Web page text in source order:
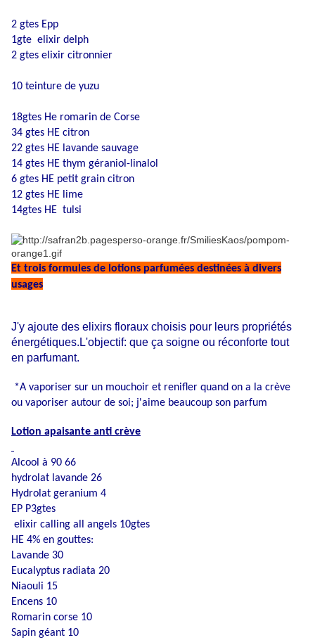
2 gtes Epp
1gte elixir delph
2 gtes elixir citronnier
10 teinture de yuzu
18gtes He romarin de Corse
34 gtes HE citron
22 gtes HE lavande sauvage
14 gtes HE thym géraniol-linalol
6 gtes HE petit grain citron
12 gtes HE lime
14gtes HE tulsi
Et trois formules de lotions parfumées destinées à divers
usages
J'y ajoute des elixirs floraux choisis pour leurs propriétés
énergétiques.L'objectif: que ça soigne ou réconforte tout
en parfumant.
*A vaporiser sur un mouchoir et renifler quand on a la crève
ou vaporiser autour de soi; j'aime beaucoup son parfum
Lotion apaisante anti crève
Alcool à 90 66
hydrolat lavande 26
Hydrolat geranium 4
EP P3gtes
elixir calling all angels 10gtes
HE 4% en gouttes:
Lavande 30
Eucalyptus radiata 20
Niaouli 15
Encens 10
Romarin corse 10
Sapin géant 10